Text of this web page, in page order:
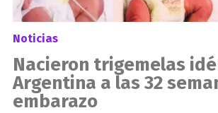
Noticias
Nacieron trigemelas
Argentina a las 32
embarazo